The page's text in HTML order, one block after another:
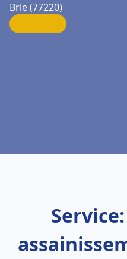
Brie (77220)